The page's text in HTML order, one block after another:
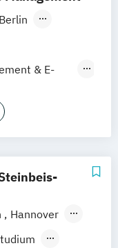
Berlin
& E-
Hannover